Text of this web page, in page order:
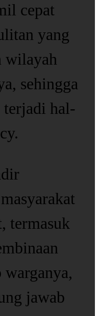
cepat
yang
wilayah
sehingga
hal-
termasuk
jawab